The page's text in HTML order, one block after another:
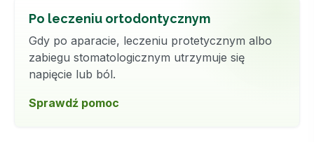
Po leczeniu ortodontycznym
Gdy po aparacie, leczeniu protetycznym albo
zabiegu stomatologicznym utrzymuje się
napięcie lub ból.
Sprawdź pomoc